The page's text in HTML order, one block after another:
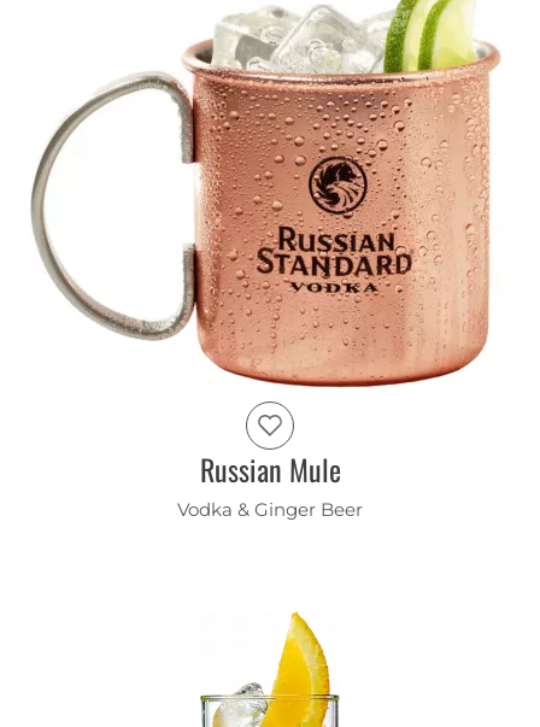
Russian Mule
Vodka & Ginger Beer